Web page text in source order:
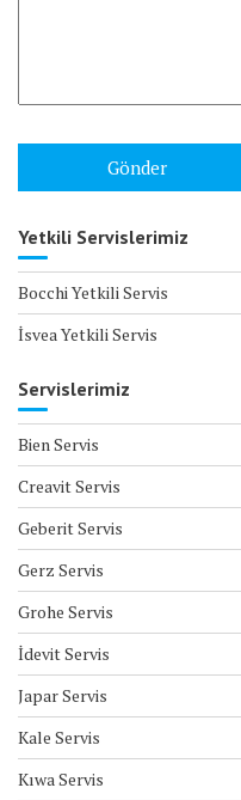
Yetkili Servislerimiz
Bocchi Yetkili Servis
İsvea Yetkili Servis
Servislerimiz
Bien Servis
Creavit Servis
Geberit Servis
Gerz Servis
Grohe Servis
İdevit Servis
Japar Servis
Kale Servis
Kıwa Servis